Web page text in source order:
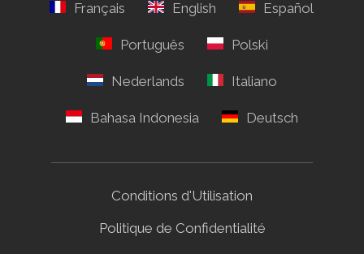
Conditions d'Utilisation
Politique de Confidentialité